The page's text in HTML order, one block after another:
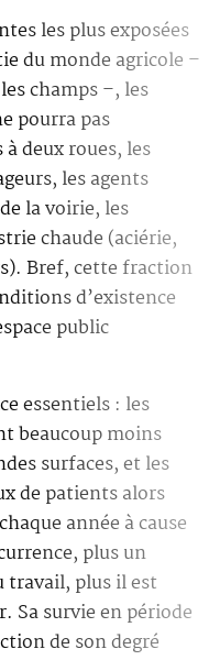
les plus exposées
du monde agricole –
champs –, les
pourra pas
deux roues, les
les agents
la voirie, les
chaude (aciérie,
Bref, cette fraction
d’existence
public
essentiels : les
beaucoup moins
surfaces, et les
de patients alors
année à cause
plus un
travail, plus il est
Sa survie en période
de son degré